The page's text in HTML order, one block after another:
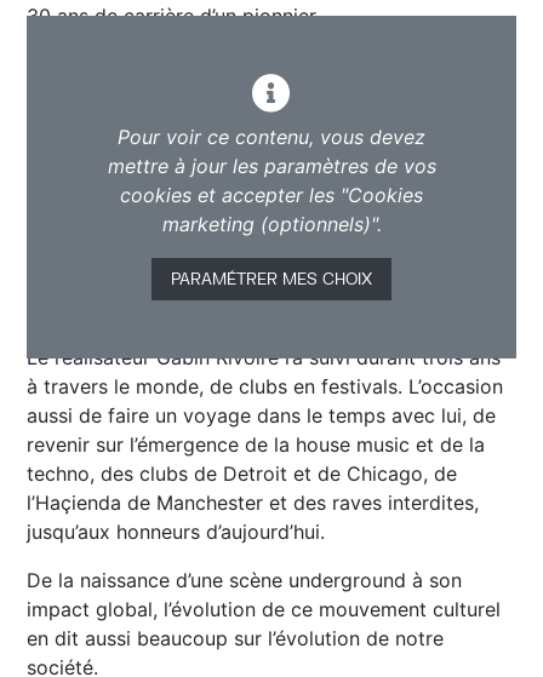
30 ans de carrière d’un pionnier.
Pour voir ce contenu, vous devez
mettre à jour les paramètres de vos
cookies et accepter les "Cookies
marketing (optionnels)".
PARAMÉTRER MES CHOIX
Le réalisateur Gabin Rivoire l’a suivi durant trois ans
à travers le monde, de clubs en festivals. L’occasion
aussi de faire un voyage dans le temps avec lui, de
revenir sur l’émergence de la house music et de la
techno, des clubs de Detroit et de Chicago, de
l’Haçienda de Manchester et des raves interdites,
jusqu’aux honneurs d’aujourd’hui.
De la naissance d’une scène underground à son
impact global, l’évolution de ce mouvement culturel
en dit aussi beaucoup sur l’évolution de notre
société.